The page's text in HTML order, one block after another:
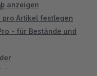
anzeigen
Artikel festlegen
- für Bestände und